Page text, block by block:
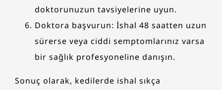
doktorunuzun tavsiyelerine uyun.
Doktora başvurun: İshal 48 saatten uzun
sürerse veya ciddi semptomlarınız varsa
bir sağlık profesyoneline danışın.
Sonuç olarak, kedilerde ishal sıkça